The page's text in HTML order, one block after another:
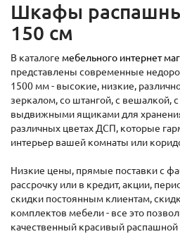
Шкафы
150 см
В каталоге мебельного интернет
представлены современные
1500 мм - высокие, низкие,
зеркалом, со штангой, с вешалкой,
выдвижными ящиками для
различных цветах ДСП, которые
интерьер вашей комнаты или
Низкие цены, прямые поставки с
рассрочку или в кредит, акции,
скидки постоянным клиентам,
комплектов мебели - все это
качественный красивый